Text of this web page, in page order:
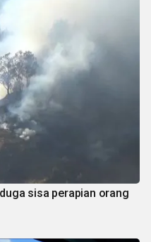
sisa perapian orang